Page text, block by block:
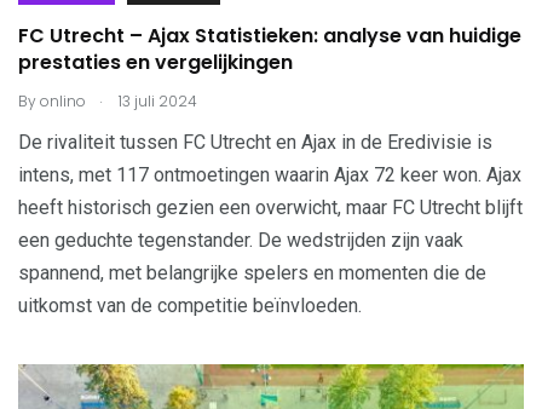
FC Utrecht – Ajax Statistieken: analyse van huidige
prestaties en vergelijkingen
Byonlino . 13 juli 2024
De rivaliteit tussen FC Utrecht en Ajax in de Eredivisie is
intens, met 117 ontmoetingen waarin Ajax 72 keer won. Ajax
heeft historisch gezien een overwicht, maar FC Utrecht blijft
een geduchte tegenstander. De wedstrijden zijn vaak
spannend, met belangrijke spelers en momenten die de
uitkomst van de competitie beïnvloeden.